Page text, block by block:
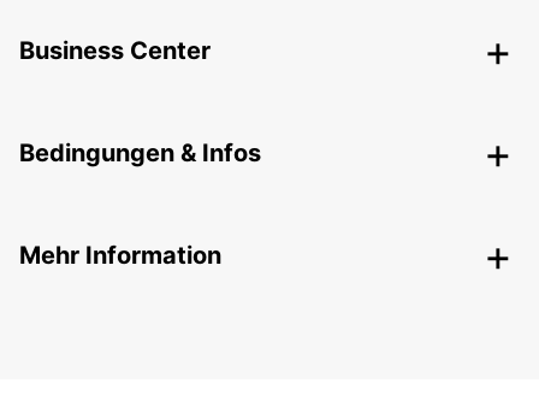
Business Center
Bedingungen & Infos
Mehr Information